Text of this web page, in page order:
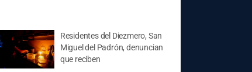
Residentes del Diezmero, San
Miguel del Padrón, denuncian
que reciben